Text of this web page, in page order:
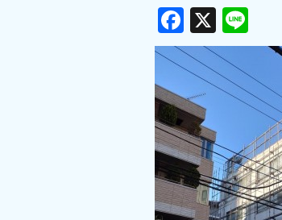
F
a
c
e
b
o
o
k
X
n
e